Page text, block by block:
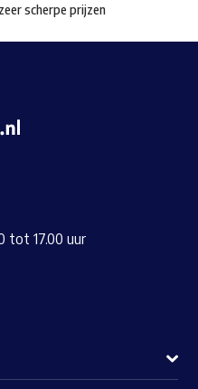
scherpe prijzen
tot 17.00 uur